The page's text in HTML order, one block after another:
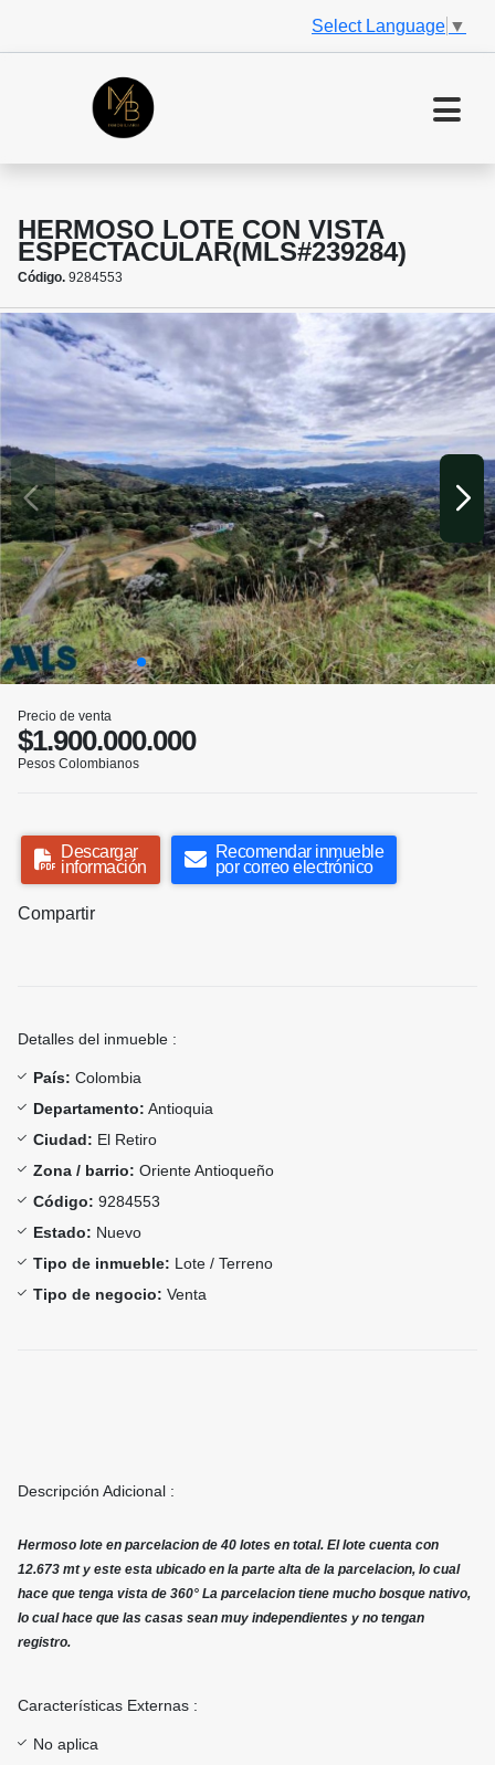
Select Language ▼
HERMOSO LOTE CON VISTA
ESPECTACULAR(MLS#239284)
Código. 9284553
Precio de venta
$1.900.000.000
Pesos Colombianos
Descargar
información
Recomendar inmueble
por correo electrónico
Compartir
Detalles del inmueble :
País: Colombia
Departamento: Antioquia
Ciudad: El Retiro
Zona / barrio: Oriente Antioqueño
Código: 9284553
Estado: Nuevo
Tipo de inmueble: Lote / Terreno
Tipo de negocio: Venta
Descripción Adicional :
Hermoso lote en parcelacion de 40 lotes en total. El lote cuenta con
12.673 mt y este esta ubicado en la parte alta de la parcelacion, lo cual
hace que tenga vista de 360° La parcelacion tiene mucho bosque nativo,
lo cual hace que las casas sean muy independientes y no tengan
registro.
Características Externas :
No aplica